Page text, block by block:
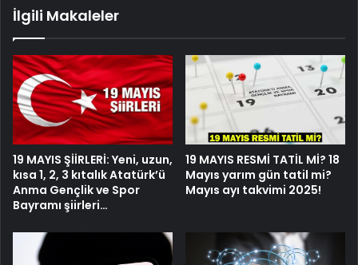
İlgili Makaleler
19 MAYIS ŞİİRLERİ: Yeni, uzun,
kısa 1, 2, 3 kıtalık Atatürk’ü
Anma Gençlik ve Spor
Bayramı şiirleri…
19 MAYIS RESMİ TATİL Mİ? 18
Mayıs yarım gün tatil mi?
Mayıs ayı takvimi 2025!